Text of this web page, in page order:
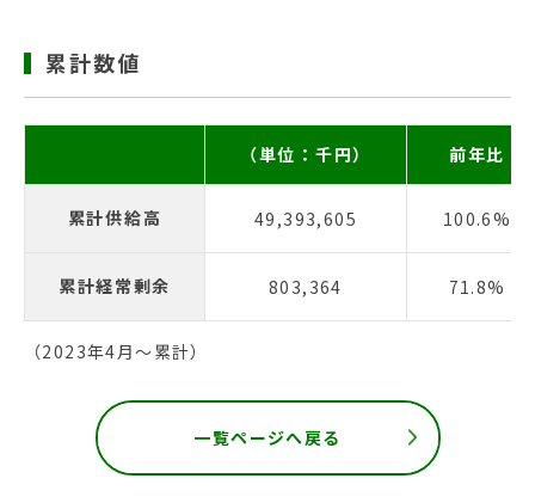
累計数値
（単位：千円） 前年比
累計供給高 49,393,605 100.6%
累計経常剰余 803,364 71.8%
（2023年4月〜累計）
一覧ページへ戻る